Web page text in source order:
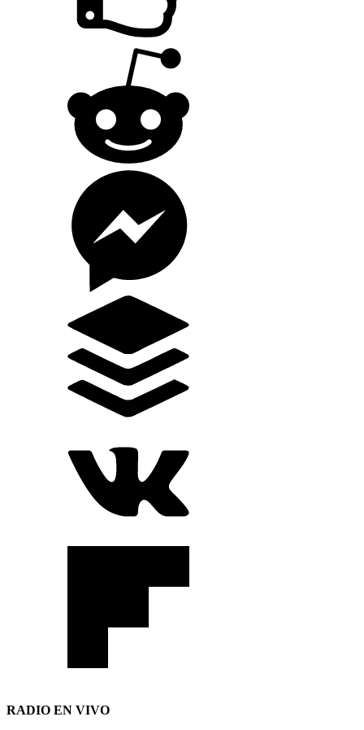
RADIO EN VIVO